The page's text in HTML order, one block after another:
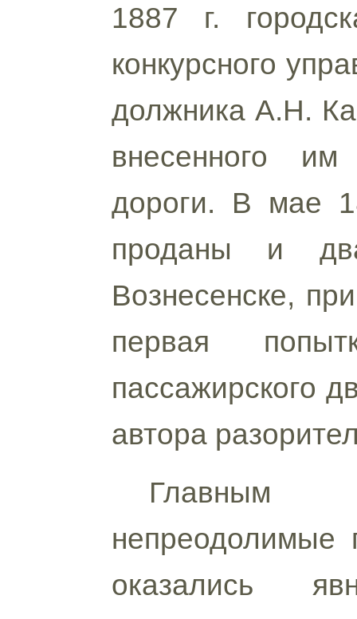
1887 г.
конкурсного
должника А.Н.
внесенного им
дороги. В мае
проданы и
Вознесенске,
первая
пассажирского
автора
Главным
непреодолимые
оказались